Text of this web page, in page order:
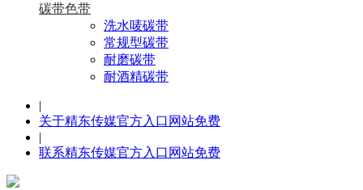
碳带色带
洗水唛碳带
常规型碳带
耐磨碳带
耐酒精碳带
|
关于精东传媒官方入口网站免费
|
联系精东传媒官方入口网站免费